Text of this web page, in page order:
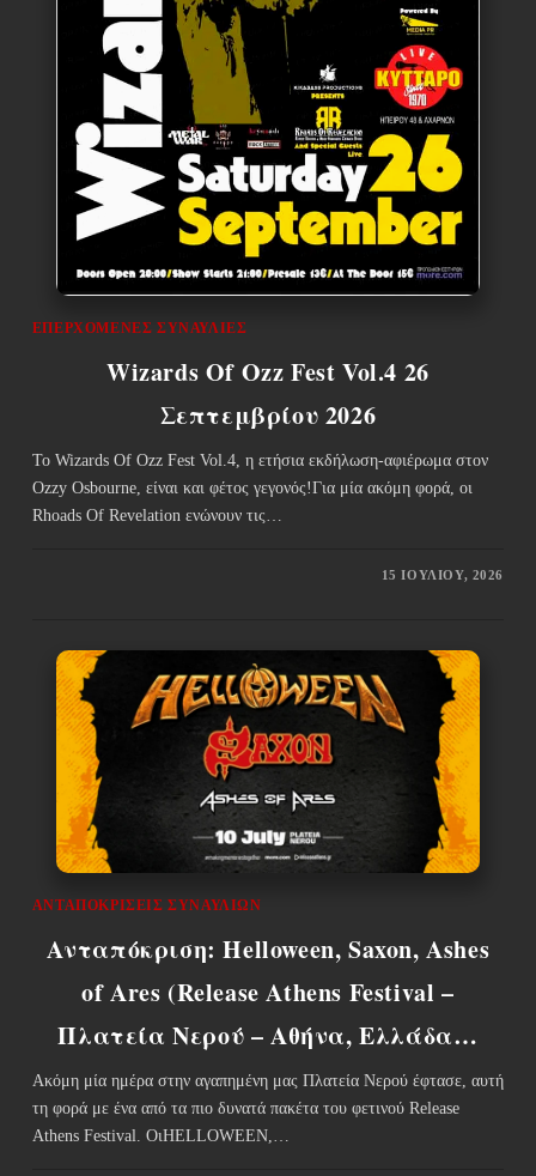
ΕΠΕΡΧΌΜΕΝΕΣ ΣΥΝΑΥΛΊΕΣ
Wizards Of Ozz Fest Vol.4 26
Σεπτεμβρίου 2026
Το Wizards Of Ozz Fest Vol.4, η ετήσια εκδήλωση-αφιέρωμα στον
Ozzy Osbourne, είναι και φέτος γεγονός!Για μία ακόμη φορά, οι
Rhoads Of Revelation ενώνουν τις…
15 ΙΟΥΛΊΟΥ, 2026
ΑΝΤΑΠΟΚΡΊΣΕΙΣ ΣΥΝΑΥΛΙΏΝ
Ανταπόκριση: Helloween, Saxon, Ashes
of Ares (Release Athens Festival –
Πλατεία Νερού – Αθήνα, Ελλάδα…
Ακόμη μία ημέρα στην αγαπημένη μας Πλατεία Νερού έφτασε, αυτή
τη φορά με ένα από τα πιο δυνατά πακέτα του φετινού Release
Athens Festival. ΟιHELLOWEEN,…